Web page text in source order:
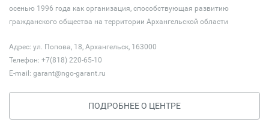
осенью 1996 года как организация, способствующая развитию
гражданского общества на территории Архангельской области
Адрес: ул. Попова, 18, Архангельск, 163000
Телефон: +7(818) 220-65-10
E-mail: garant@ngo-garant.ru
ПОДРОБНЕЕ О ЦЕНТРЕ